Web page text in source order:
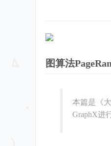
图算法
本篇是《
GraphX进